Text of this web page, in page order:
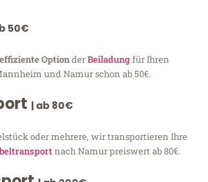
50€
OptionderBeiladungfür Ihren
und Namur schon ab 50€.
| ab 80€
oder mehrere, wir transportieren Ihre
nach Namur preiswert ab 80€.